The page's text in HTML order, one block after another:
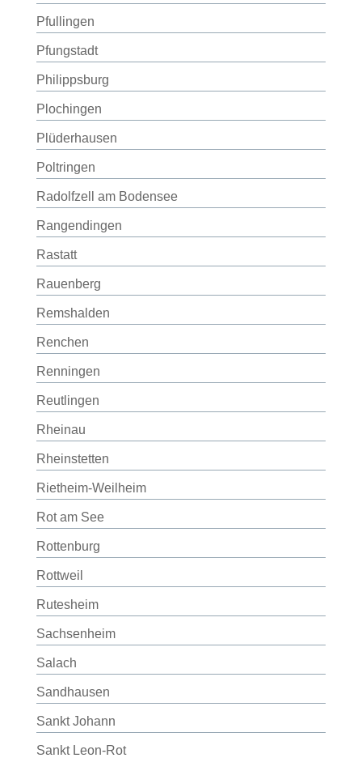
Pfullingen
Pfungstadt
Philippsburg
Plochingen
Plüderhausen
Poltringen
Radolfzell am Bodensee
Rangendingen
Rastatt
Rauenberg
Remshalden
Renchen
Renningen
Reutlingen
Rheinau
Rheinstetten
Rietheim-Weilheim
Rot am See
Rottenburg
Rottweil
Rutesheim
Sachsenheim
Salach
Sandhausen
Sankt Johann
Sankt Leon-Rot